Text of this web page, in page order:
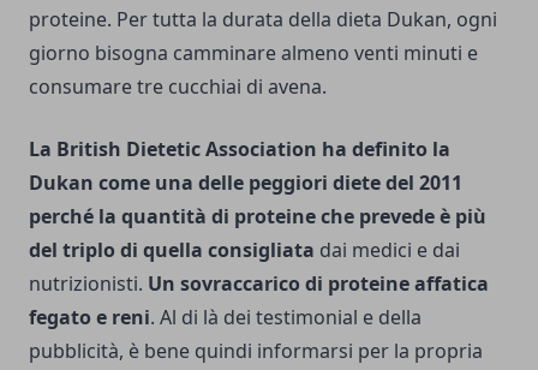
proteine. Per tutta la durata della dieta Dukan, ogni
giorno bisogna camminare almeno venti minuti e
consumare tre cucchiai di avena.
La British Dietetic Association ha definito la
Dukan come una delle peggiori diete del 2011
perché la quantità di proteine che prevede è più
del triplo di quella consigliata dai medici e dai
nutrizionisti. Un sovraccarico di proteine affatica
fegato e reni. Al di là dei testimonial e della
pubblicità, è bene quindi informarsi per la propria